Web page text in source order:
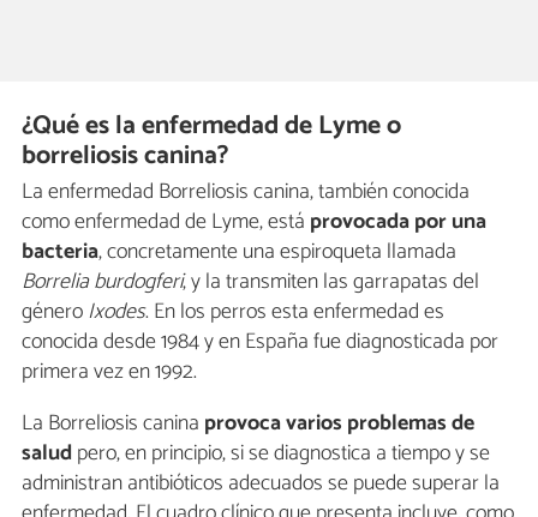
¿Qué es la enfermedad de Lyme o
borreliosis canina?
La enfermedad Borreliosis canina, también conocida
como enfermedad de Lyme, está provocada por una
bacteria, concretamente una espiroqueta llamada
Borrelia burdogferi, y la transmiten las garrapatas del
géneroIxodes. En los perros esta enfermedad es
conocida desde 1984 y en España fue diagnosticada por
primera vez en 1992.
La Borreliosis canina provoca varios problemas de
saludpero, en principio, si se diagnostica a tiempo y se
administran antibióticos adecuados se puede superar la